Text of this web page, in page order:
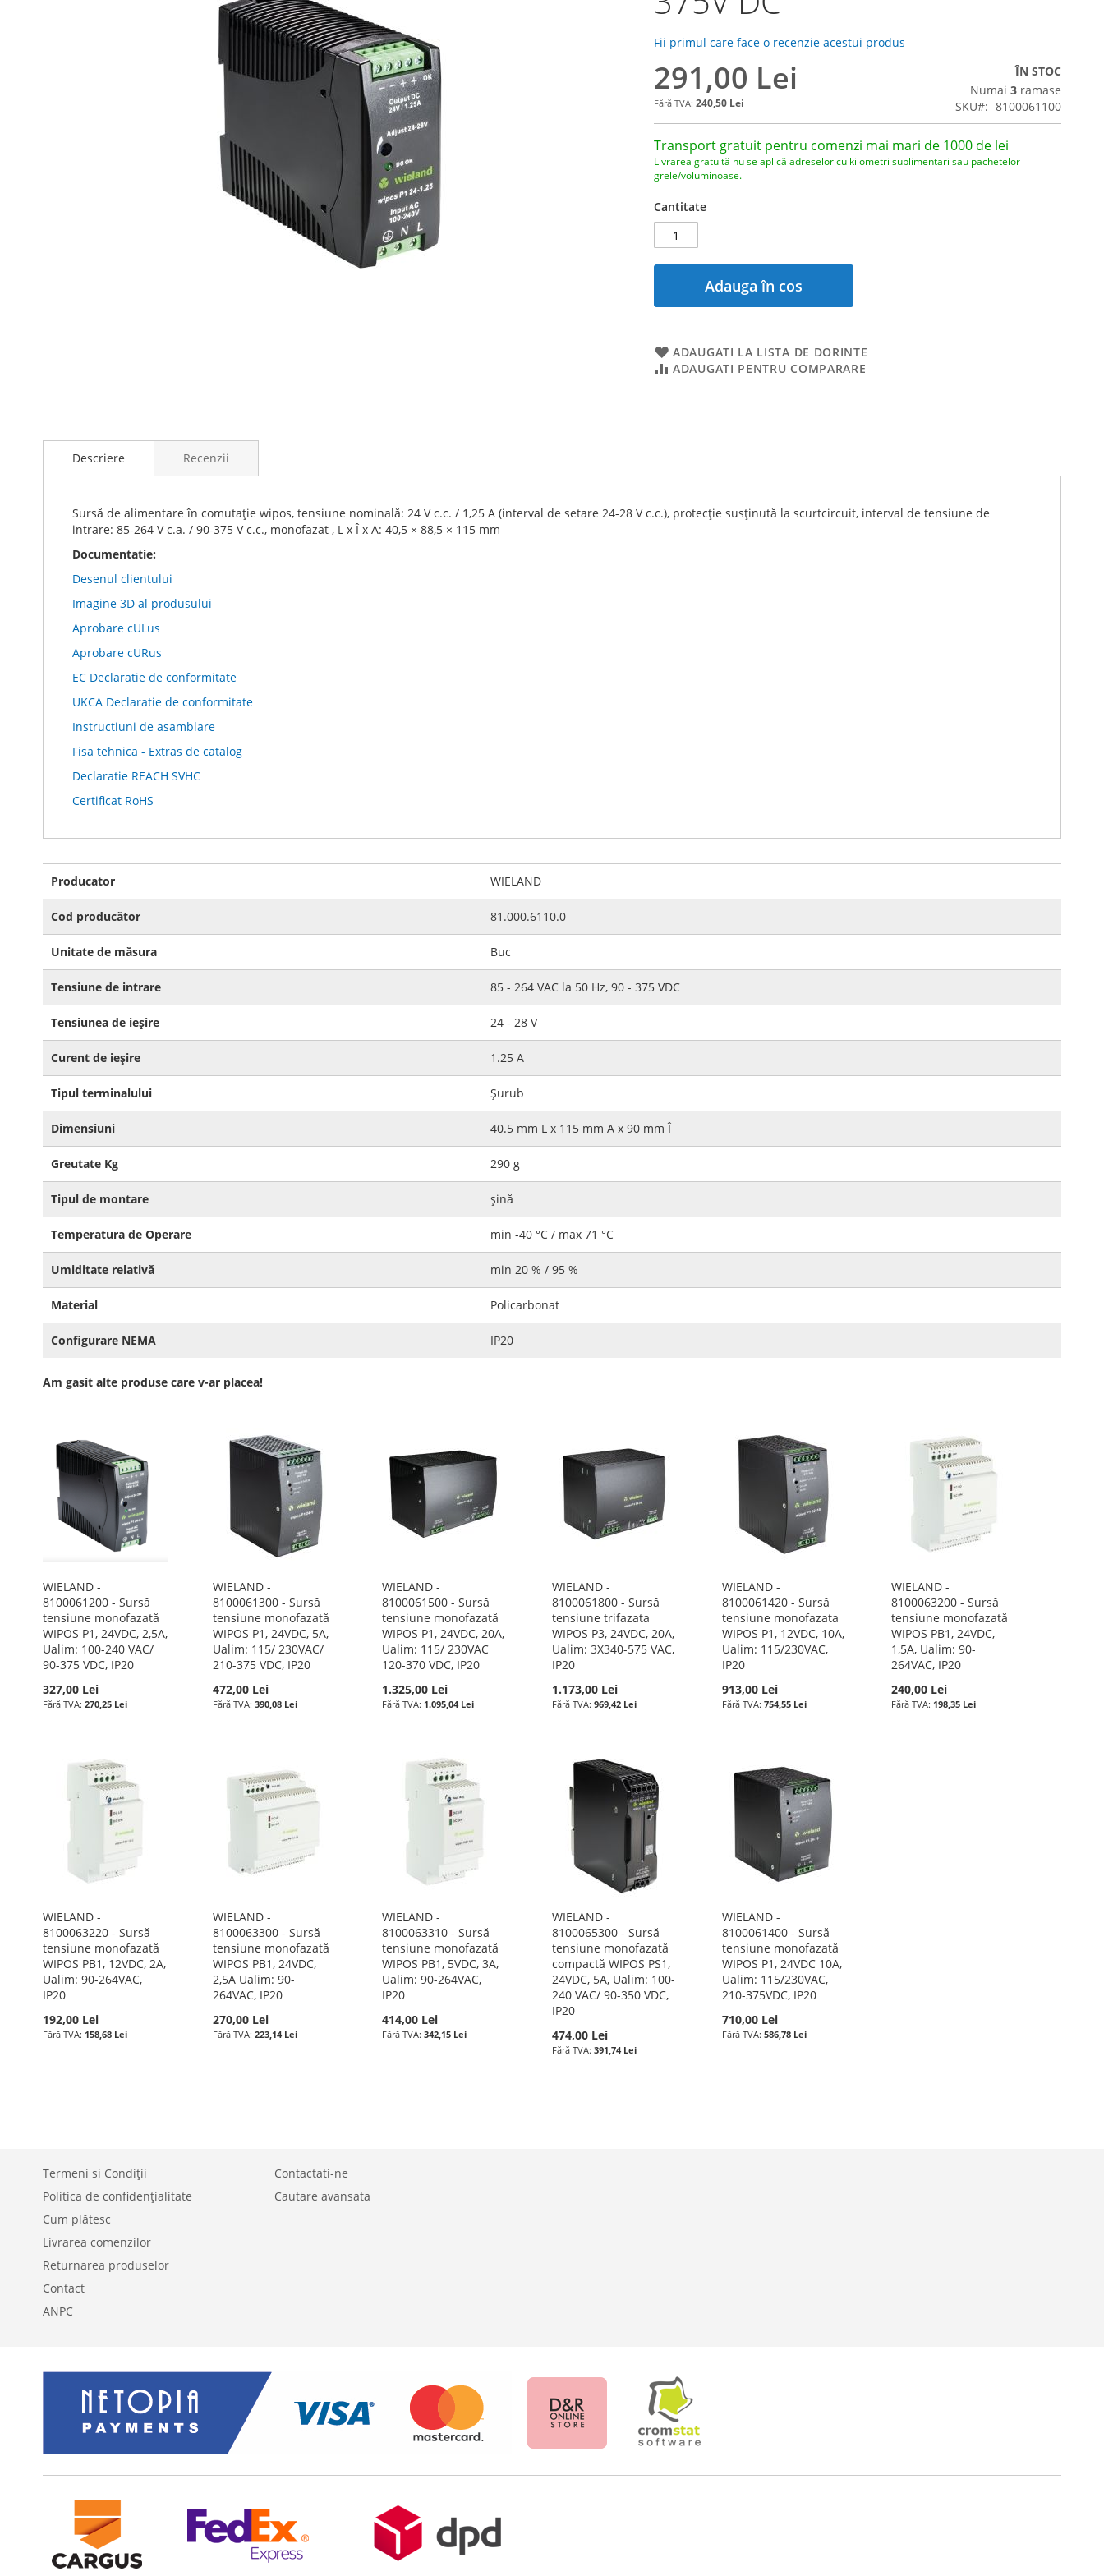
Fii primul care face o recenzie acestui produs
291,00 Lei
240,50 Lei
ÎN STOC
Numai 3 ramase
SKU
8100061100
Transport gratuit pentru comenzi mai mari de 1000 de lei
Livrarea gratuită nu se aplică adreselor cu kilometri suplimentari sau pachetelor
grele/voluminoase.
Cantitate
Adauga în cos
ADAUGATI LA LISTA DE DORINTE
ADAUGATI PENTRU COMPARARE
to
images
Descriere
Sursă de alimentare în comutație wipos, tensiune nominală: 24 V c.c. / 1,25 A (interval de setare 24-28 V c.c.), protecție susținută la scurtcircuit, interval de tensiune de
intrare: 85-264 V c.a. / 90-375 V c.c., monofazat , L x Î x A: 40,5 × 88,5 × 115 mm
Documentatie:
Desenul clientului
Imagine 3D al produsului
Aprobare cULus
Aprobare cURus
EC Declaratie de conformitate
UKCA Declaratie de conformitate
Instructiuni de asamblare
Fisa tehnica - Extras de catalog
Declaratie REACH SVHC
Certificat RoHS
Recenzii
multe
informatii
Producator WIELAND
Cod producător 81.000.6110.0
Unitate de măsura Buc
Tensiune de intrare 85 - 264 VAC la 50 Hz, 90 - 375 VDC
Tensiunea de ieșire 24 - 28 V
Curent de ieșire 1.25 A
Tipul terminalului Şurub
Dimensiuni 40.5 mm L x 115 mm A x 90 mm Î
Greutate Kg 290 g
Tipul de montare şină
Temperatura de Operare min -40 °C / max 71 °C
Umiditate relativă min 20 % / 95 %
Material Policarbonat
Configurare NEMA IP20
Am gasit alte produse care v-ar placea!
WIELAND -
8100061200 - Sursă
tensiune monofazată
WIPOS P1, 24VDC, 2,5A,
Ualim: 100-240 VAC/
90-375 VDC, IP20
327,00 Lei
270,25 Lei
WIELAND -
8100061300 - Sursă
tensiune monofazată
WIPOS P1, 24VDC, 5A,
Ualim: 115/ 230VAC/
210-375 VDC, IP20
472,00 Lei
390,08 Lei
WIELAND -
8100061500 - Sursă
tensiune monofazată
WIPOS P1, 24VDC, 20A,
Ualim: 115/ 230VAC
120-370 VDC, IP20
1.325,00 Lei
1.095,04 Lei
WIELAND -
8100061800 - Sursă
tensiune trifazata
WIPOS P3, 24VDC, 20A,
Ualim: 3X340-575 VAC,
IP20
1.173,00 Lei
969,42 Lei
WIELAND -
8100061420 - Sursă
tensiune monofazata
WIPOS P1, 12VDC, 10A,
Ualim: 115/230VAC,
IP20
913,00 Lei
754,55 Lei
WIELAND -
8100063200 - Sursă
tensiune monofazată
WIPOS PB1, 24VDC,
1,5A, Ualim: 90-
264VAC, IP20
240,00 Lei
198,35 Lei
WIELAND -
8100063220 - Sursă
tensiune monofazată
WIPOS PB1, 12VDC, 2A,
Ualim: 90-264VAC,
IP20
192,00 Lei
158,68 Lei
WIELAND -
8100063300 - Sursă
tensiune monofazată
WIPOS PB1, 24VDC,
2,5A Ualim: 90-
264VAC, IP20
270,00 Lei
223,14 Lei
WIELAND -
8100063310 - Sursă
tensiune monofazată
WIPOS PB1, 5VDC, 3A,
Ualim: 90-264VAC,
IP20
414,00 Lei
342,15 Lei
WIELAND -
8100065300 - Sursă
tensiune monofazată
compactă WIPOS PS1,
24VDC, 5A, Ualim: 100-
240 VAC/ 90-350 VDC,
IP20
474,00 Lei
391,74 Lei
WIELAND -
8100061400 - Sursă
tensiune monofazată
WIPOS P1, 24VDC 10A,
Ualim: 115/230VAC,
210-375VDC, IP20
710,00 Lei
586,78 Lei
Termeni si Condiții
Politica de confidențialitate
Cum plătesc
Livrarea comenzilor
Returnarea produselor
Contact
ANPC
Contactati-ne
Cautare avansata